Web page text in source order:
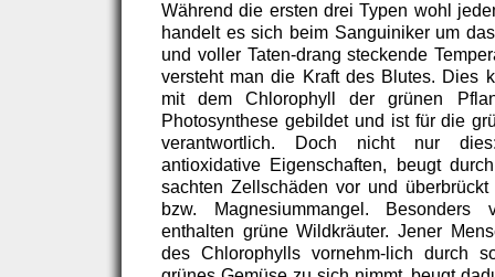
Während die ersten drei Typen wohl
handelt es sich beim Sanguiniker um
und voller Taten-drang steckende
versteht man die Kraft des Blutes. Dies
mit dem Chlorophyll der grünen
Photosynthese gebildet und ist für die
verantwortlich. Doch nicht nur
antioxidative Eigenschaften, beugt
sachten Zellschäden vor und
bzw. Magnesiummangel.
enthalten grüne Wildkräuter. Jener
des Chlorophylls vornehm-lich durch